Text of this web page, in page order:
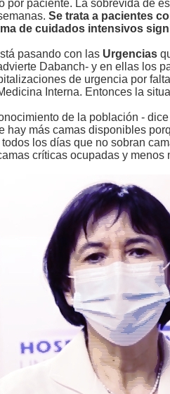
por paciente. La sobrevida de
Se trata a pacientes
de cuidados intensivos
pasando con las Urgencias
Dabanch- y en ellas los
de urgencia por
Interna. Entonces la
de la población -
hay más camas disponibles
los días que no sobran
críticas ocupadas y menos